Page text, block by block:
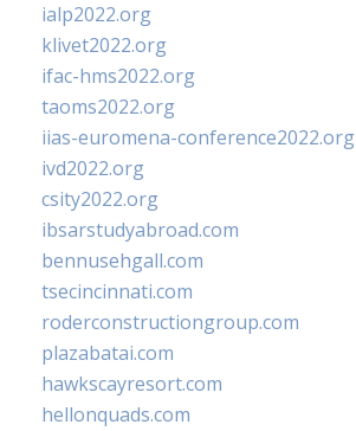
ialp2022.org
klivet2022.org
ifac-hms2022.org
taoms2022.org
iias-euromena-conference2022.org
ivd2022.org
csity2022.org
ibsarstudyabroad.com
bennusehgall.com
tsecincinnati.com
roderconstructiongroup.com
plazabatai.com
hawkscayresort.com
hellonquads.com